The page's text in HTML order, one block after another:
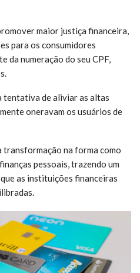
maior justiça financeira,
para os consumidores
da numeração do seu CPF,
tentativa de aliviar as altas
oneravam os usuários de
transformação na forma como
pessoais, trazendo um
as instituições financeiras